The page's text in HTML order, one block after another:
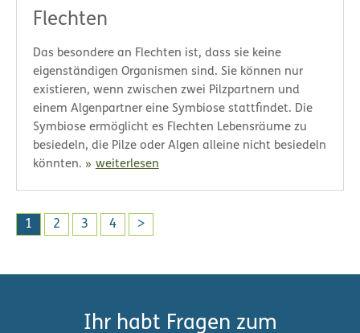
Flechten
Das besondere an Flechten ist, dass sie keine
eigenständigen Organismen sind. Sie können nur
existieren, wenn zwischen zwei Pilzpartnern und
einem Algenpartner eine Symbiose stattfindet. Die
Symbiose ermöglicht es Flechten Lebensräume zu
besiedeln, die Pilze oder Algen alleine nicht besiedeln
könnten.
weiterlesen
i
1 2 3 4 >
Ihr habt Fragen zum